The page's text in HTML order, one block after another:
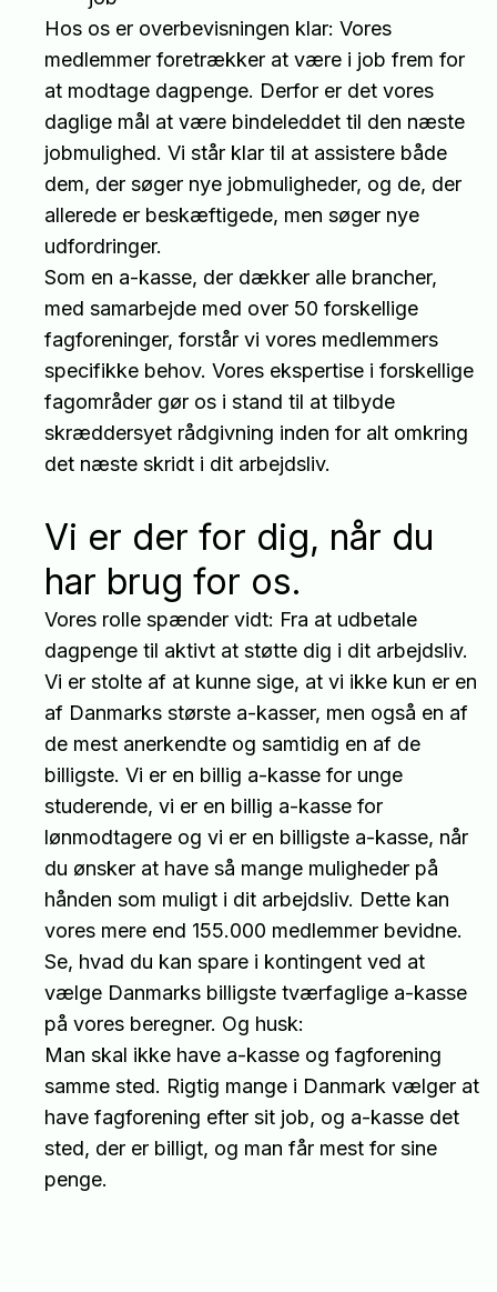
Hos os er overbevisningen klar: Vores
medlemmer foretrækker at være i job frem for
at modtage dagpenge. Derfor er det vores
daglige mål at være bindeleddet til den næste
jobmulighed. Vi står klar til at assistere både
dem, der søger nye jobmuligheder, og de, der
allerede er beskæftigede, men søger nye
udfordringer.
Som en a-kasse, der dækker alle brancher,
med samarbejde med over 50 forskellige
fagforeninger, forstår vi vores medlemmers
specifikke behov. Vores ekspertise i forskellige
fagområder gør os i stand til at tilbyde
skræddersyet rådgivning inden for alt omkring
det næste skridt i dit arbejdsliv.
Vi er der for dig, når du
har brug for os.
Vores rolle spænder vidt: Fra at udbetale
dagpenge til aktivt at støtte dig i dit arbejdsliv.
Vi er stolte af at kunne sige, at vi ikke kun er en
af Danmarks største a-kasser, men også en af
de mest anerkendte og samtidig en af de
billigste. Vi er en billig a-kasse for unge
studerende, vi er en billig a-kasse for
lønmodtagere og vi er en billigste a-kasse, når
du ønsker at have så mange muligheder på
hånden som muligt i dit arbejdsliv. Dette kan
vores mere end 155.000 medlemmer bevidne.
Se, hvad du kan spare i kontingent ved at
vælge Danmarks billigste tværfaglige a-kasse
på vores beregner. Og husk:
Man skal ikke have a-kasse og fagforening
samme sted. Rigtig mange i Danmark vælger at
have fagforening efter sit job, og a-kasse det
sted, der er billigt, og man får mest for sine
penge.